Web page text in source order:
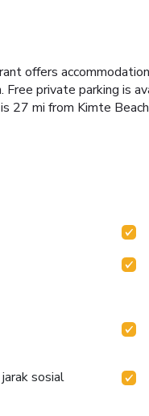
offers
private parking is
27 mi from Kimte
sosial